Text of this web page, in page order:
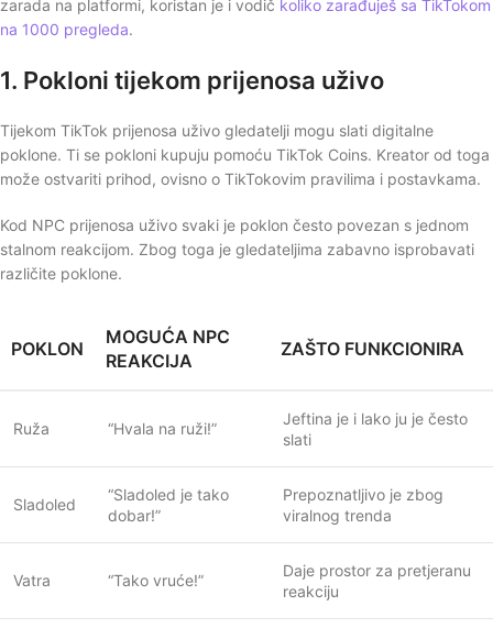
zarada na platformi, koristan je i vodič koliko zarađuješ sa TikTokom
na 1000 pregleda.
1. Pokloni tijekom prijenosa uživo
Tijekom TikTok prijenosa uživo gledatelji mogu slati digitalne
poklone. Ti se pokloni kupuju pomoću TikTok Coins. Kreator od toga
može ostvariti prihod, ovisno o TikTokovim pravilima i postavkama.
Kod NPC prijenosa uživo svaki je poklon često povezan s jednom
stalnom reakcijom. Zbog toga je gledateljima zabavno isprobavati
različite poklone.
POKLON
MOGUĆA NPC
REAKCIJA
ZAŠTO FUNKCIONIRA
Ruža “Hvala na ruži!”
Jeftina je i lako ju je često
slati
Sladoled
“Sladoled je tako
dobar!”
Prepoznatljivo je zbog
viralnog trenda
Vatra “Tako vruće!”
Daje prostor za pretjeranu
reakciju